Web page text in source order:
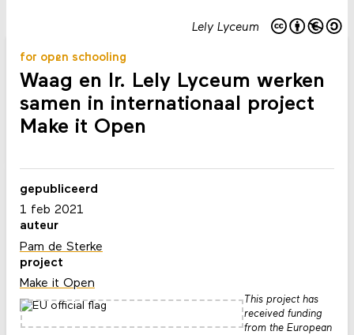
Lely Lyceum
for open schooling
Waag en Ir. Lely Lyceum werken
samen in internationaal project
Make it Open
gepubliceerd
1 feb 2021
auteur
Pam de Sterke
project
Make it Open
This project has
received funding
from the European